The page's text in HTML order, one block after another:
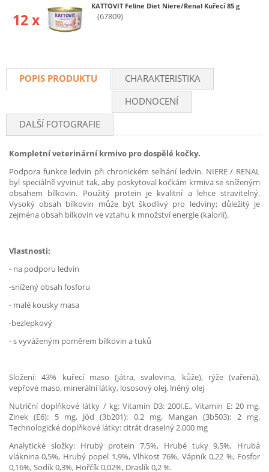
12 x
KATTOVIT Feline Diet Niere/Renal Kuřecí 85 g
(67809)
POPIS PRODUKTU
CHARAKTERISTIKA
HODNOCENÍ
DALŠÍ FOTOGRAFIE
Kompletní veterinární krmivo pro dospělé kočky.
Podpora funkce ledvin při chronickém selhání ledvin. NIERE / RENAL
byl speciálně vyvinut tak, aby poskytoval kočkám krmiva se sníženým
obsahem bílkovin. Použitý protein je kvalitní a lehce stravitelný.
Vysoký obsah bílkovin může být škodlivý pro ledviny; důležitý je
zejména obsah bílkovin ve vztahu k množství energie (kalorií).
Vlastnosti:
- na podporu ledvin
-snížený obsah fosforu
- malé kousky masa
-bezlepkový
- s vyváženým poměrem bílkovin a tuků
Složení: 43% kuřecí maso (játra, svalovina, kůže), rýže (vařená),
vepřové maso, minerální látky, lososový olej, lněný olej
Nutriční doplňkové látky / kg: Vitamin D3: 200I.E., Vitamin E: 20 mg,
Zinek (E6): 5 mg, Jód (3b201): 0,2 mg, Mangan (3b503): 2 mg.
Technologické doplňkové látky: citrát draselný 2.000 mg
Analytické složky: Hrubý protein 7,5%, Hrubé tuky 9,5%, Hrubá
vláknina 0,5%, Hrubý popel 1,9%, Vlhkost 76%, Vápník 0,22 %, Fosfor
0,16%, Sodík 0,3%, Hořčík 0,02%, Draslík 0,2 %.